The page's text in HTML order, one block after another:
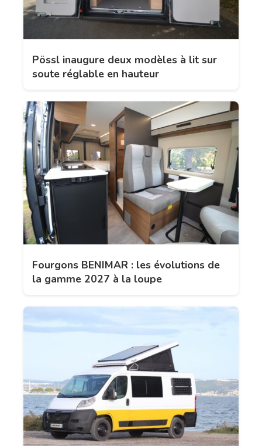
Pössl inaugure deux modèles à lit sur
soute réglable en hauteur
Fourgons BENIMAR : les évolutions de
la gamme 2027 à la loupe